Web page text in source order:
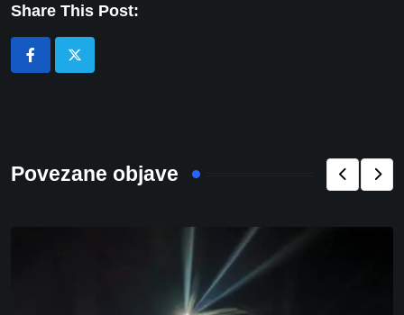
Share This Post:
Povezane objave